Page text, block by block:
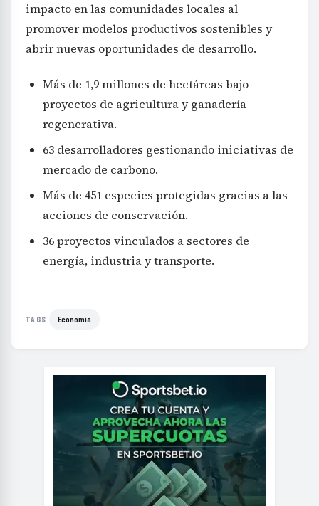
impacto en las comunidades locales al
promover modelos productivos sostenibles y
abrir nuevas oportunidades de desarrollo.
Más de 1,9 millones de hectáreas bajo
proyectos de agricultura y ganadería
regenerativa.
63 desarrolladores gestionando iniciativas de
mercado de carbono.
Más de 451 especies protegidas gracias a las
acciones de conservación.
36 proyectos vinculados a sectores de
energía, industria y transporte.
TAGS Economía